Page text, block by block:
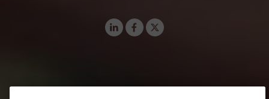
LinkedInFacebook
X